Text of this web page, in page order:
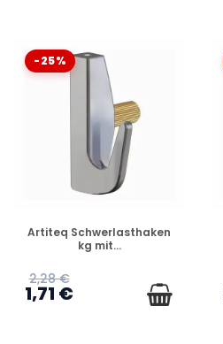
-25%
VERFÜGBAR
Artiteq Schwerlasthaken
kg mit...
2,28 €
1,71 €